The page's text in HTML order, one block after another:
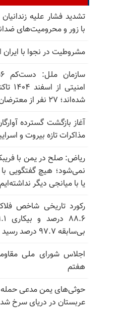
تشدید فشار علیه
با زور و محرومیت‌های
مشروطیت در نجوا با ایران
شده‌اند؛ ۲۷ نفر از معترضان بودند
آغاز بازگشت گسترده
مذاکرات تازه بیروت و
ریاض: صلح در یمن با
نمی‌شود؛ هیچ گفتگویی
یا با میانجی دیگر نداشته‌ایم
رکورد تاریخی شاخص
بی‌سابقه ۹۷.۷ درصد رسید
اجلاس شورای ملی
هفتم
حوثی‌های یمن مدعی
عربستان در دریای سرخ